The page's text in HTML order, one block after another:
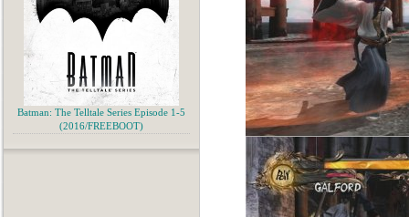
Batman: The Telltale Series Episode 1-5
(2016/FREEBOOT)